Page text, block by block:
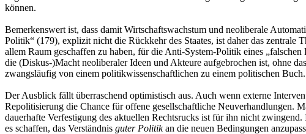
können.
Bemerkenswert ist, dass damit Wirtschaftswachstum und neoliberale
Politik“ (179), explizit nicht die Rückkehr des Staates, ist daher das
allem Raum geschaffen zu haben, für die Anti-System-Politik eines
die (Diskus-)Macht neoliberaler Ideen und Akteure aufgebrochen ist, ohne
zwangsläufig von einem politikwissenschaftlichen zu einem politischen Buch.
Der Ausblick fällt überraschend optimistisch aus. Auch wenn externe
Repolitisierung die Chance für offene gesellschaftliche Neuverhandlungen.
dauerhafte Verfestigung des aktuellen Rechtsrucks ist für ihn nicht
es schaffen, das Verständnis guter Politikan die neuen Bedingungen